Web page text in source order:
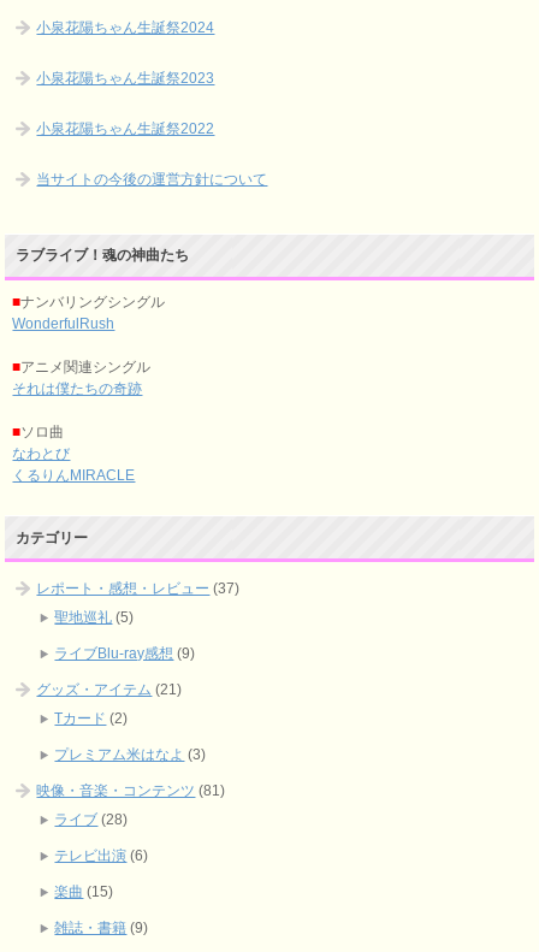
小泉花陽ちゃん生誕祭2024
小泉花陽ちゃん生誕祭2023
小泉花陽ちゃん生誕祭2022
当サイトの今後の運営方針について
ラブライブ！魂の神曲たち
■ナンバリングシングル
WonderfulRush
■アニメ関連シングル
それは僕たちの奇跡
■ソロ曲
なわとび
くるりんMIRACLE
カテゴリー
レポート・感想・レビュー (37)
聖地巡礼 (5)
ライブBlu-ray感想 (9)
グッズ・アイテム (21)
Tカード (2)
プレミアム米はなよ (3)
映像・音楽・コンテンツ (81)
ライブ (28)
テレビ出演 (6)
楽曲 (15)
雑誌・書籍 (9)